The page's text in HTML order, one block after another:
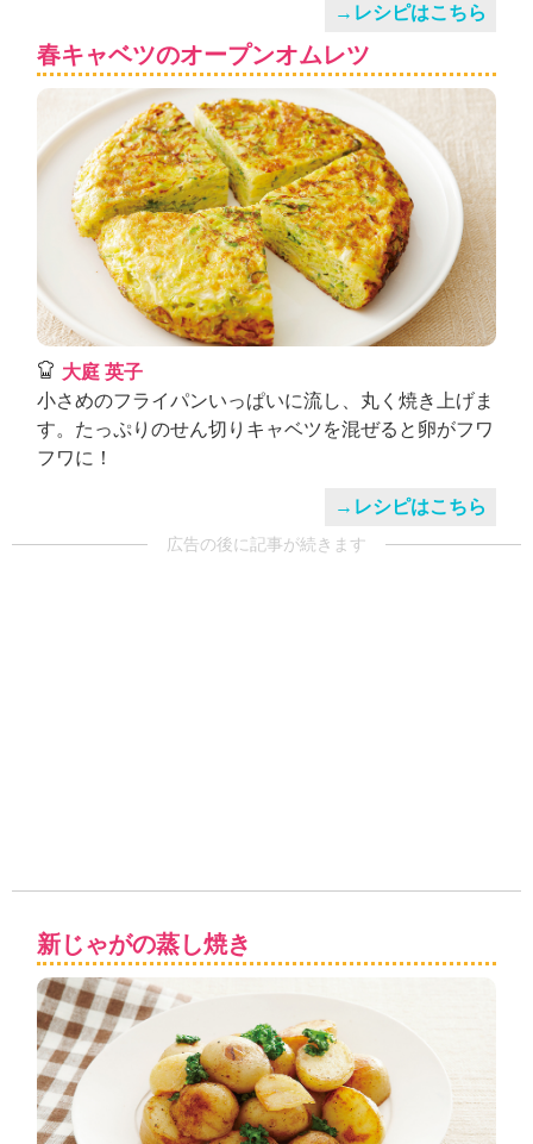
→レシピはこちら
春キャベツのオープンオムレツ
大庭 英子
小さめのフライパンいっぱいに流し、丸く焼き上げま
す。たっぷりのせん切りキャベツを混ぜると卵がフワ
フワに！
→レシピはこちら
広告の後に記事が続きます
新じゃがの蒸し焼き